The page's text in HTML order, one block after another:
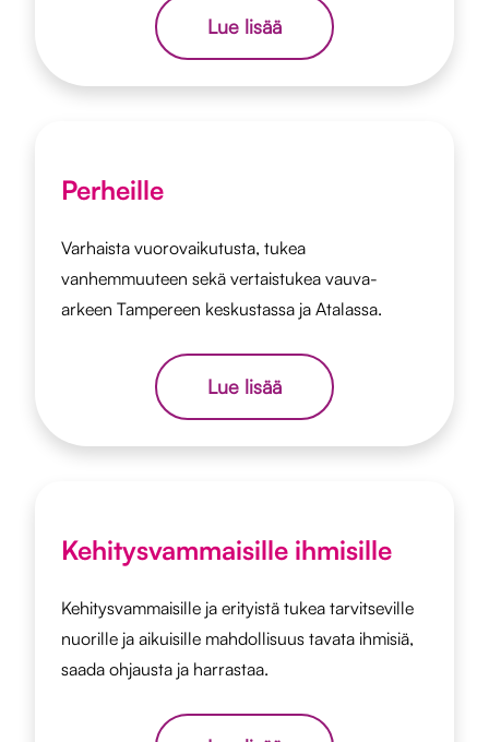
Lue lisää
Perheille
Varhaista vuorovaikutusta, tukea
vanhemmuuteen sekä vertaistukea vauva-
arkeen Tampereen keskustassa ja Atalassa.
Lue lisää
Kehitysvammaisille ihmisille
Kehitysvammaisille ja erityistä tukea tarvitseville
nuorille ja aikuisille mahdollisuus tavata ihmisiä,
saada ohjausta ja harrastaa.